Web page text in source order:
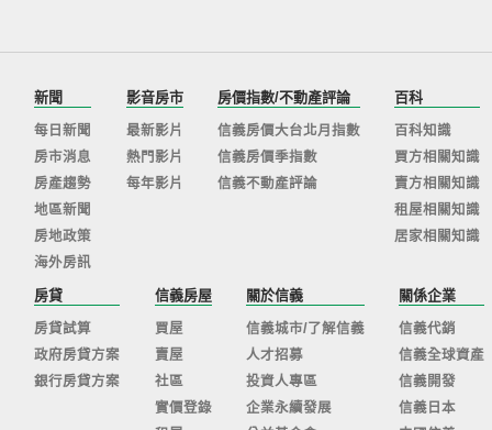
新聞
每日新聞
房市消息
房產趨勢
地區新聞
房地政策
海外房訊
影音房市
最新影片
熱門影片
每年影片
房價指數/不動產評論
信義房價大台北月指數
信義房價季指數
信義不動產評論
百科
百科知識
買方相關知識
賣方相關知識
租屋相關知識
居家相關知識
房貸
房貸試算
政府房貸方案
銀行房貸方案
信義房屋
買屋
賣屋
社區
實價登錄
關於信義
信義城市/了解信義
人才招募
投資人專區
企業永續發展
關係企業
信義代銷
信義全球資產
信義開發
信義日本